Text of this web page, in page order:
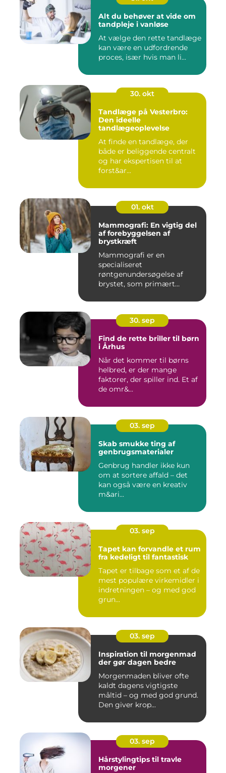
Alt du behøver at vide om
tandpleje i vanløse
At vælge den rette tandlæge
kan være en udfordrende
proces, især hvis man li...
30. okt
Tandlæge på Vesterbro:
Den ideelle
tandlægeoplevelse
At finde en tandlæge, der
både er beliggende centralt
og har ekspertisen til at
forst&ar...
01. okt
Mammografi: En vigtig del
af forebyggelsen af
brystkræft
Mammografi er en
specialiseret
røntgenundersøgelse af
brystet, som primært
30. sep
Find de rette briller til børn
i Århus
Når det kommer til børns
helbred, er der mange
faktorer, der spiller ind. Et af
de omr&...
03. sep
Skab smukke ting af
genbrugsmaterialer
Genbrug handler ikke kun
om at sortere affald – det
kan også være en kreativ
m&ari...
03. sep
Tapet kan forvandle et rum
fra kedeligt til fantastisk
Tapet er tilbage som et af de
mest populære virkemidler i
indretningen – og med god
grun...
03. sep
Inspiration til morgenmad
der gør dagen bedre
Morgenmaden bliver ofte
kaldt dagens vigtigste
måltid – og med god grund.
Den giver krop...
03. sep
Hårstylingtips til travle
morgener